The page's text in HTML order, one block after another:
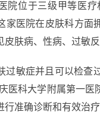
院位于三级甲等医
家医院在皮肤科方面
肤病、性病、过敏反
过敏症并且可以检查
医科大学附属第一
准确诊断和有效治疗